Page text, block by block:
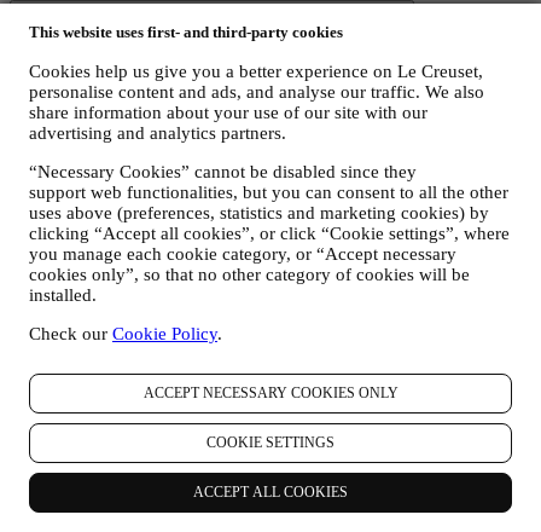
This website uses first- and third-party cookies
Cookies help us give you a better experience on Le Creuset,
personalise content and ads, and analyse our traffic. We also
share information about your use of our site with our
advertising and analytics partners.
“Necessary Cookies” cannot be disabled since they
support web functionalities, but you can consent to all the other
uses above (preferences, statistics and marketing cookies) by
clicking “Accept all cookies”, or click “Cookie settings”, where
you manage each cookie category, or “Accept necessary
cookies only”, so that no other category of cookies will be
installed.
Check our Cookie Policy.
ACCEPT NECESSARY COOKIES ONLY
COOKIE SETTINGS
ACCEPT ALL COOKIES
Wij kunnen uw gegevens verwerken voor de volgende doeleinden:
VOOR ONZE WETTELIJKE VERPLICHTINGEN
Mogelijk moeten we bepaalde gegevens over u verwerken om
te voldoen aan onze wettelijke verplichtingen en andere
verplichtingen die voortvloeien uit instructies van de overheid.
OM EEN LE CREUSET-ACCOUNT AAN TE MAKEN
We zullen uw gegevens gebruiken om een Le Creuset-
account aan te maken die u toegang geeft tot een reeks
voordelen voor geregistreerde gebruikers, om beter te kunnen
genieten van onze diensten, zoals sneller afrekenen, meerdere
verzendadressen opslaan, bestellingen bekijken en volgen.
Elke verwerkingsactiviteit is vereist om ons in staat te stellen
OM UW BESTELLINGEN TE BEHEREN EN OM ONZE
TE LEVEREN
Wij zullen uw gegevens gebruiken om onze contractuele
relatie met u, uw aankoop van producten op de Website, uw
gebruik van de Website, eventuele latere hulp na de verkoop
of uw deelname aan onze wedstrijden te beheren. Mogelijk
moeten we bepaalde gegevens over u verwerken voor onze
administratieve doeleinden die verband houden met onze